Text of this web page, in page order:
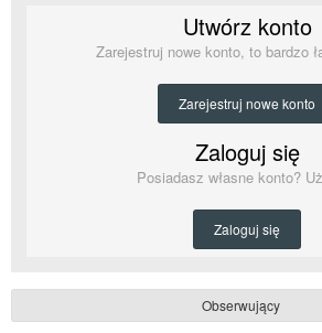
Utwórz konto
Zarejestruj nowe konto, to bardzo
Zarejestruj nowe konto
Zaloguj się
Posiadasz własne konto?
Zaloguj się
Obserwujący